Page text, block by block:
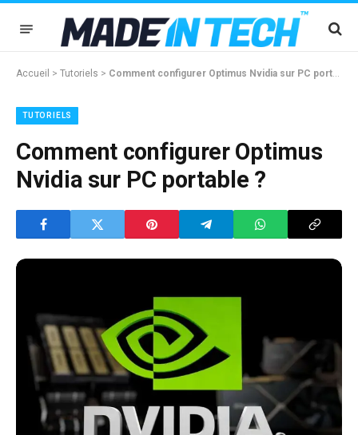
Accueil > Tutoriels > Comment configurer Optimus Nvidia sur PC portable ?
TUTORIELS
Comment configurer Optimus
Nvidia sur PC portable ?